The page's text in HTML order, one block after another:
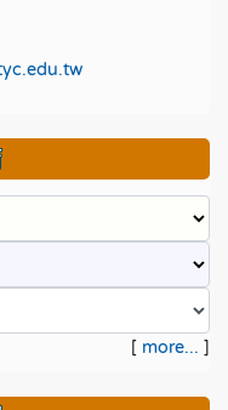
[ more... ]